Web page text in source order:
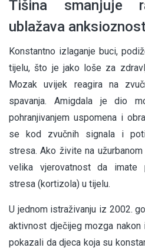
Tišina smanjuje
ublažava anksioznost
Konstantno izlaganje buci,
tijelu, što je jako loše za
Mozak uvijek reagira na
spavanja. Amigdala je dio
pohranjivanjem uspomena i
se kod zvučnih signala i
stresa. Ako živite na
velika vjerovatnost da imate
stresa (kortizola) u tijelu.
U jednom istraživanju iz 2002.
aktivnost dječijeg mozga nakon
pokazali da djeca koja su